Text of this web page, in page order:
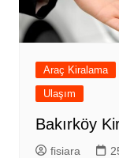
Araç Kiralama
Ulaşım
Bakırköy
fisiara